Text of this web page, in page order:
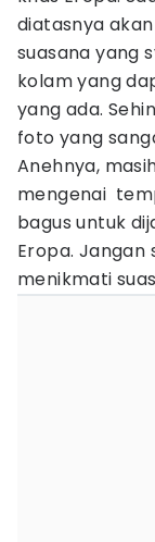
diatasnya
suasana yang
kolam yang
yang ada.
foto yang
Anehnya,
mengenai
bagus untuk
Eropa.
menikmati